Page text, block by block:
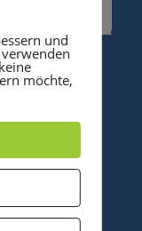
und
möchte,